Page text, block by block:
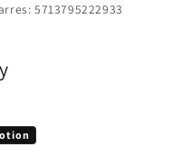
5713795222933